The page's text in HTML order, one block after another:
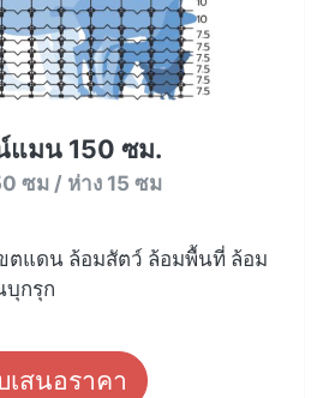
แมน 150 ซม.
ซม / ห่าง 15 ซม
ตแดน ล้อมสัตว์ ล้อมพื้นที่ ล้อม
กรุก
สนอราคา